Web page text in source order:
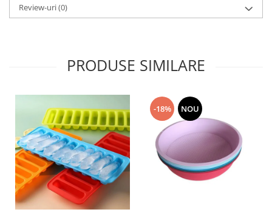
Review-uri(0)
PRODUSE SIMILARE
-18% NOU